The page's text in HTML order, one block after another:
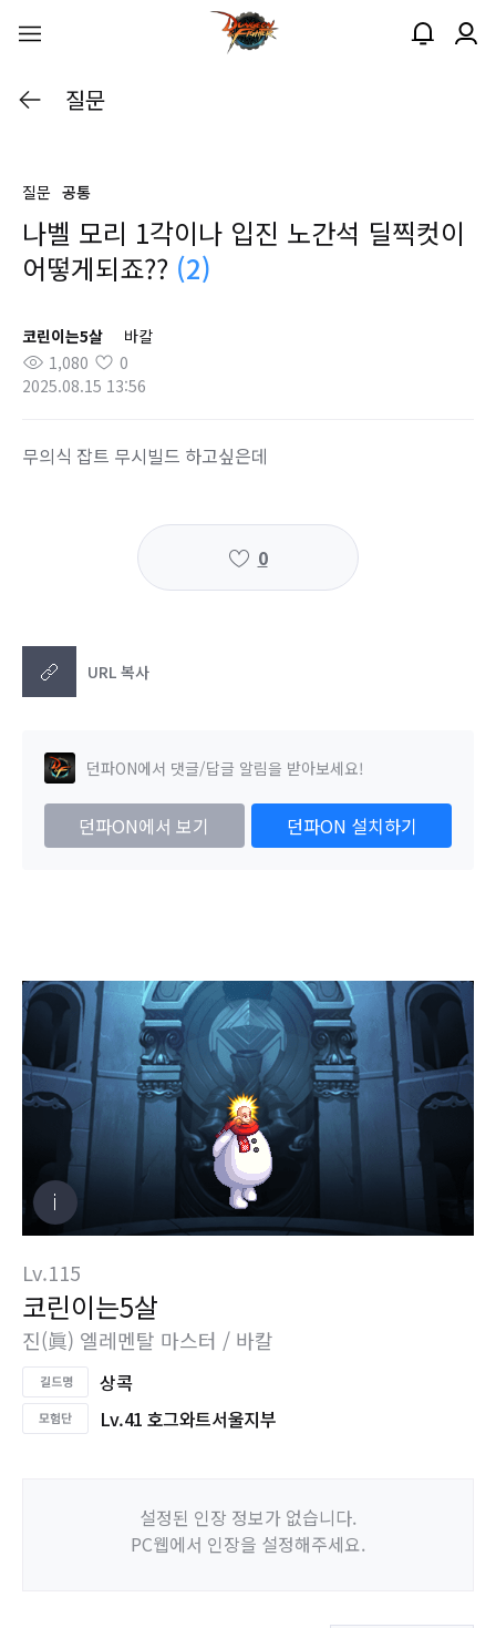
질문
질문 공통
나벨 모리 1각이나 입진 노간석 딜찍컷이
어떻게되죠?? (2)
코린이는5살
바칼
1,080
0
2025.08.15 13:56
무의식 잡트 무시빌드 하고싶은데
0
URL 복사
던파ON에서 댓글/답글 알림을 받아보세요!
던파ON에서 보기 던파ON 설치하기
Lv.115
코린이는5살
진(眞) 엘레멘탈 마스터 / 바칼
상콕
Lv.41 호그와트서울지부
설정된 인장 정보가 없습니다.
PC웹에서 인장을 설정해주세요.